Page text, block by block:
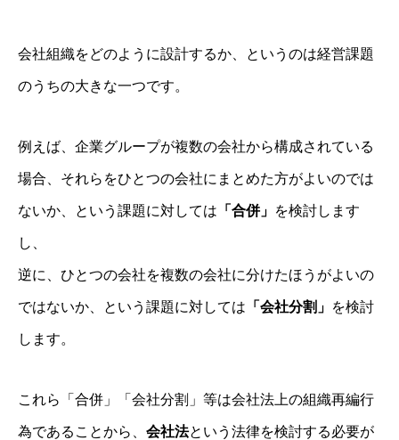
会社組織をどのように設計するか、というのは経営課題
のうちの大きな一つです。
例えば、企業グループが複数の会社から構成されている
場合、それらをひとつの会社にまとめた方がよいのでは
ないか、という課題に対しては 「合併」 を検討します
し、
逆に、ひとつの会社を複数の会社に分けたほうがよいの
ではないか、という課題に対しては 「会社分割」 を検討
します。
これら「合併」「会社分割」等は会社法上の組織再編行
為であることから、 会社法という法律を検討する必要が